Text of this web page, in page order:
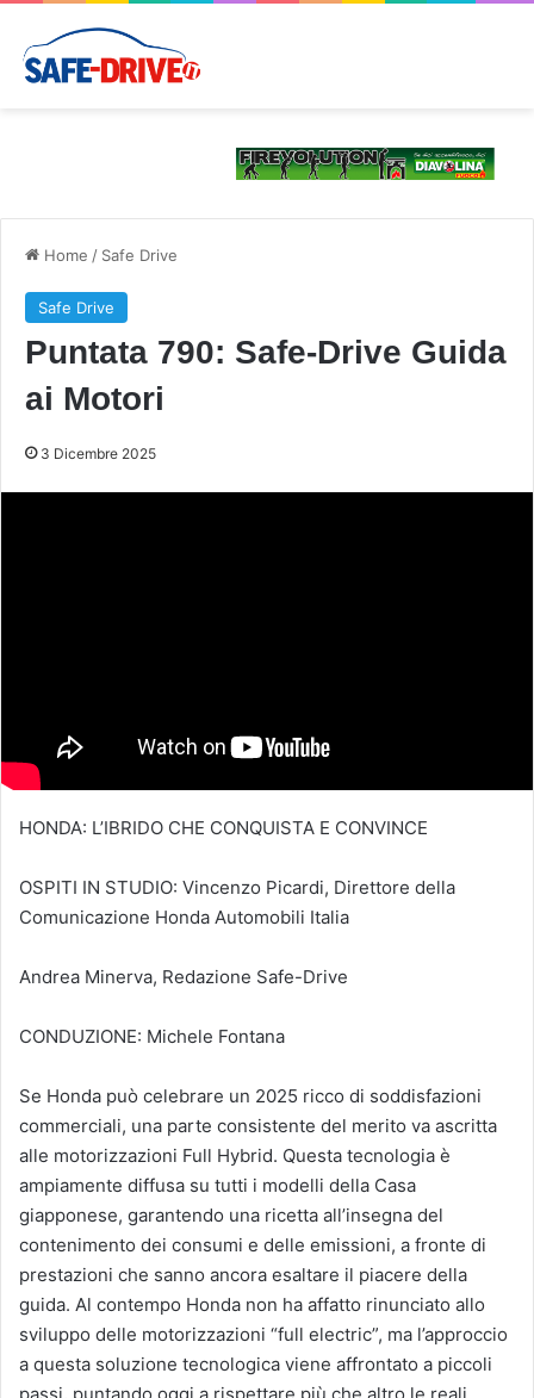
Home / Safe Drive
Safe Drive
Puntata 790: Safe-Drive Guida
ai Motori
3 Dicembre 2025
HONDA: L’IBRIDO CHE CONQUISTA E CONVINCE
OSPITI IN STUDIO: Vincenzo Picardi, Direttore della
Comunicazione Honda Automobili Italia
Andrea Minerva, Redazione Safe-Drive
CONDUZIONE: Michele Fontana
Se Honda può celebrare un 2025 ricco di soddisfazioni
commerciali, una parte consistente del merito va ascritta
alle motorizzazioni Full Hybrid. Questa tecnologia è
ampiamente diffusa su tutti i modelli della Casa
giapponese, garantendo una ricetta all’insegna del
contenimento dei consumi e delle emissioni, a fronte di
prestazioni che sanno ancora esaltare il piacere della
guida. Al contempo Honda non ha affatto rinunciato allo
sviluppo delle motorizzazioni “full electric”, ma l’approccio
a questa soluzione tecnologica viene affrontato a piccoli